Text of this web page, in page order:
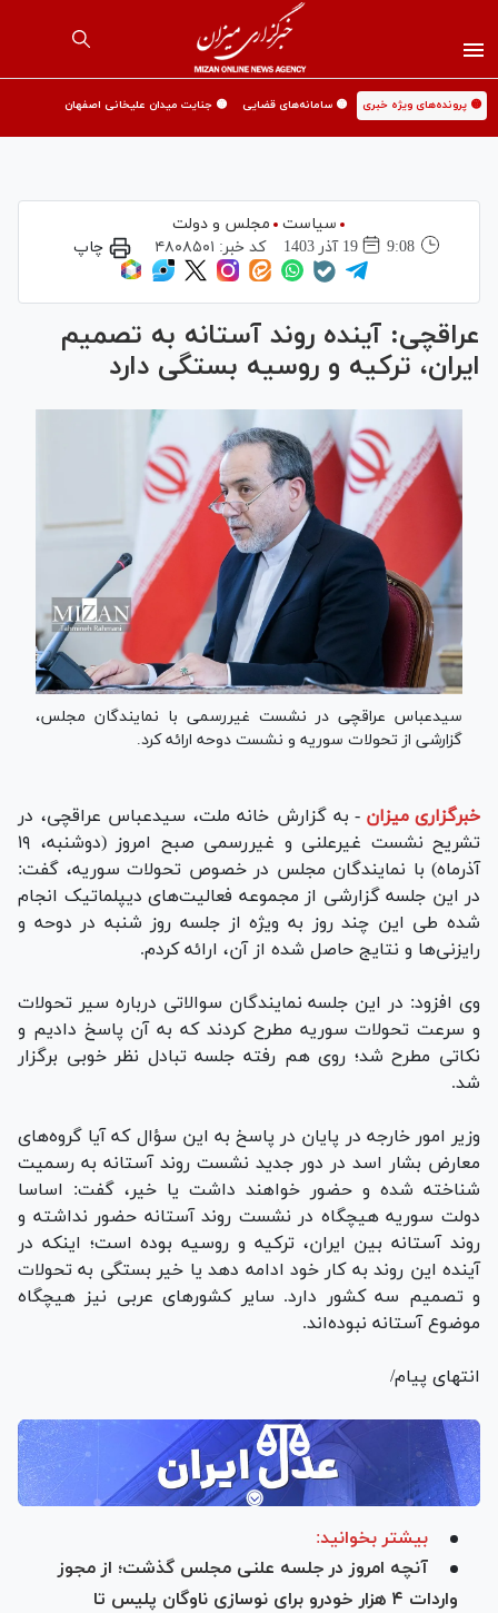
🟡 پرونده‌های ویژه خبری 🟡 سامانه‌های قضایی 🟡 جنایت میدان علیخانی اصفهان
سیاست
مجلس و دولت
9:08
19 آذر 1403 کد خبر: ۴۸۰۸۵۰۱ چاپ
عراقچی: آینده روند آستانه به تصمیم
ایران، ترکیه و روسیه بستگی دارد
سیدعباس عراقچی در نشست غیررسمی با نمایندگان مجلس،
گزارشی از تحولات سوریه و نشست دوحه ارائه کرد.
خبرگزاری میزان - به گزارش خانه ملت، سیدعباس عراقچی، در
تشریح نشست غیرعلنی و غیررسمی صبح امروز (دوشنبه، ۱۹
آذرماه) با نمایندگان مجلس در خصوص تحولات سوریه، گفت:
در این جلسه گزارشی از مجموعه فعالیت‌های دیپلماتیک انجام
شده طی این چند روز به ویژه از جلسه روز شنبه در دوحه و
رایزنی‌ها و نتایج حاصل شده از آن، ارائه کردم.
وی افزود: در این جلسه نمایندگان سوالاتی درباره سیر تحولات
و سرعت تحولات سوریه مطرح کردند که به آن پاسخ دادیم و
نکاتی مطرح شد؛ روی هم رفته جلسه تبادل نظر خوبی برگزار
شد.
وزیر امور خارجه در پایان در پاسخ به این سؤال که آیا گروه‌های
معارض بشار اسد در دور جدید نشست روند آستانه به رسمیت
شناخته شده و حضور خواهند داشت یا خیر، گفت: اساسا
دولت سوریه هیچگاه در نشست روند آستانه حضور نداشته و
روند آستانه بین ایران، ترکیه و روسیه بوده است؛ اینکه در
آینده این روند به کار خود ادامه دهد یا خیر بستگی به تحولات
و تصمیم سه کشور دارد. سایر کشور‌های عربی نیز هیچگاه
موضوع آستانه نبوده‌اند.
انتهای پیام/
بیشتر بخوانید:
آنچه امروز در جلسه علنی مجلس گذشت؛ از مجوز
واردات ۴ هزار خودرو برای نوسازی ناوگان پلیس تا